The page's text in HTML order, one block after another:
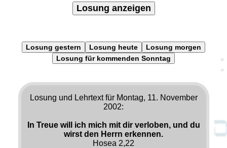
Losung anzeigen
Losung gestern Losung heute
Losung morgen
Losung für kommenden Sonntag
Losung und Lehrtext für Montag, 11. November
2002:
In Treue will ich mich mit dir verloben, und du
wirst den Herrn erkennen.
Hosea 2,22